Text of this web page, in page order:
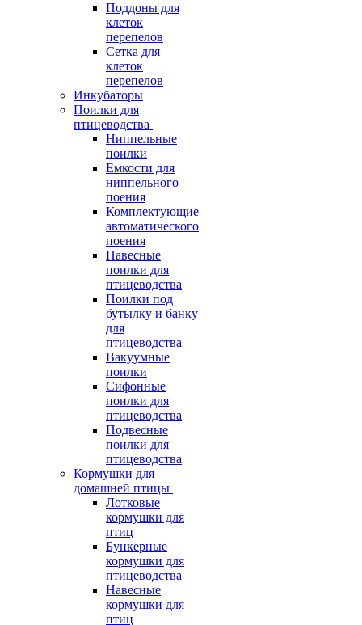
Поддоны для
клеток
перепелов
Сетка для
клеток
перепелов
Инкубаторы
Поилки для
птицеводства
Ниппельные
поилки
Емкости для
ниппельного
поения
Комплектующие
автоматического
поения
Навесные
поилки для
птицеводства
Поилки под
бутылку и банку
для
птицеводства
Вакуумные
поилки
Сифонные
поилки для
птицеводства
Подвесные
поилки для
птицеводства
Кормушки для
домашней птицы
Лотковые
кормушки для
птиц
Бункерные
кормушки для
птицеводства
Навесные
кормушки для
птиц